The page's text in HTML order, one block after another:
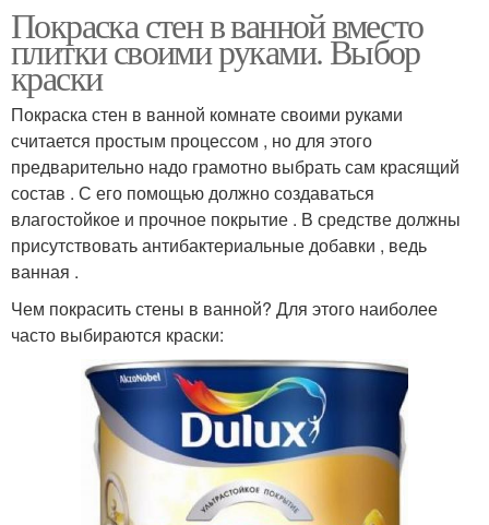
комнаты
Комната без туалета
Декоративная
штукатурка
Покраска стен в ванной вместо
плитки своими руками. Выбор
краски
Покраска стен в ванной комнате своими руками
считается простым процессом , но для этого
предварительно надо грамотно выбрать сам красящий
состав . С его помощью должно создаваться
влагостойкое и прочное покрытие . В средстве должны
присутствовать антибактериальные добавки , ведь
ванная .
Чем покрасить стены в ванной? Для этого наиболее
часто выбираются краски: